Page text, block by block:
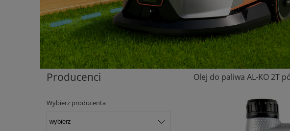
Producenci
Wybierz producenta
Olej do paliwa AL-KO 2T